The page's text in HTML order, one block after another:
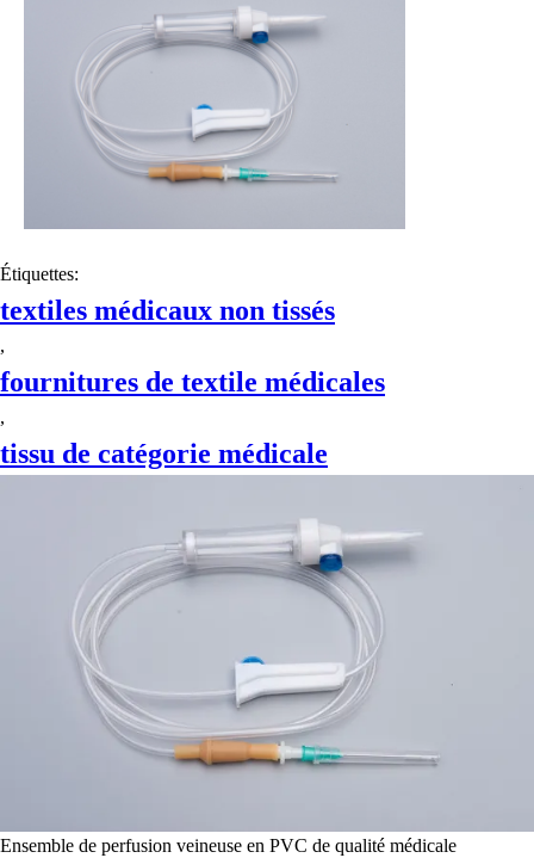
Étiquettes:
textiles médicaux non tissés
,
fournitures de textile médicales
,
tissu de catégorie médicale
Ensemble de perfusion veineuse en PVC de qualité médicale